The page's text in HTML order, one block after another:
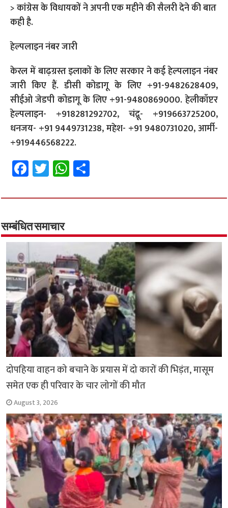
> कांग्रेस के विधायकों ने अपनी एक महीने की सैलरी देने की बात
कही है.
हेल्पलाइन नंबर जारी
केरल में बाढ़ग्रस्त इलाकों के लिए सरकार ने कई हेल्पलाइन नंबर
जारी किए हैं. डीसी कोडागू के लिए +91-9482628409,
सीईओ जेडपी कोडागू के लिए +91-9480869000. हेलीकॉप्टर
हेल्पलाइन- +918281292702, चंद्रू- +919663725200,
धनजय- +91 9449731238, महेश- +91 9480731020, आर्मी-
+919446568222.
Fa
ce
b
o
o
k
T
wi
tt
er
W
h
at
p
p
ar
सम्बंधित समाचार
दोपहिया वाहन को बचाने के प्रयास में दो कारों की भिड़ंत, मासूम
समेत एक ही परिवार के चार लोगों की मौत
August 3, 2026